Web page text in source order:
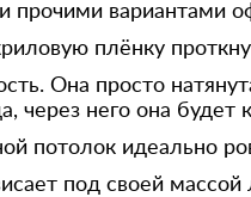
прочими вариантами
плёнку
Она просто
через него она будет
потолок идеально
под своей